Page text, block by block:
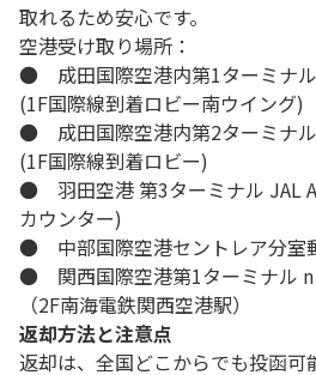
取れるため安心です。
空港受け取り場所：
● 成田国際空港内第1ターミナル
(1F国際線到着ロビー南ウイング)
● 成田国際空港内第2ターミナル
(1F国際線到着ロビー)
● 羽田空港 第3ターミナル JAL
カウンター)
● 中部国際空港セントレア分室
● 関西国際空港第1ターミナル n
（2F南海電鉄関西空港駅）
返却方法と注意点
返却は、全国どこからでも投函可